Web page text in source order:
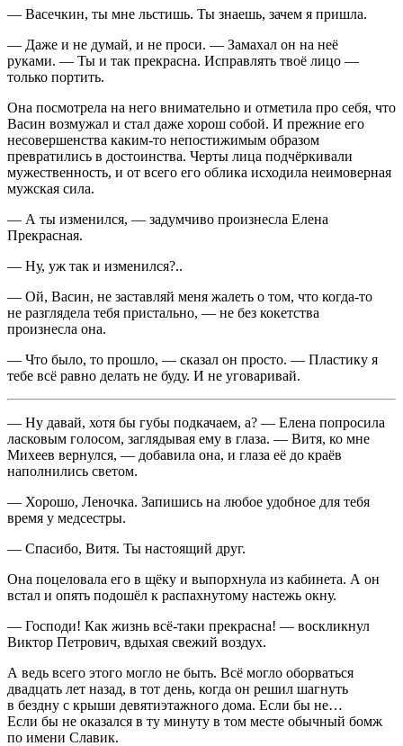
— Васечкин, ты мне льстишь. Ты знаешь, зачем я пришла.
— Даже и не думай, и не проси. — Замахал он на неё
руками. — Ты и так прекрасна. Исправлять твоё лицо —
только портить.
Она посмотрела на него внимательно и отметила про себя, что
Васин возмужал и стал даже хорош собой. И прежние его
несовершенства каким-то непостижимым образом
превратились в достоинства. Черты лица подчёркивали
мужественность, и от всего его облика исходила неимоверная
мужская сила.
— А ты изменился, — задумчиво произнесла Елена
Прекрасная.
— Ну, уж так и изменился?..
— Ой, Васин, не заставляй меня жалеть о том, что когда-то
не разглядела тебя пристально, — не без кокетства
произнесла она.
— Что было, то прошло, — сказал он просто. — Пластику я
тебе всё равно делать не буду. И не уговаривай.
— Ну давай, хотя бы губы подкачаем, а? — Елена попросила
ласковым голосом, заглядывая ему в глаза. — Витя, ко мне
Михеев вернулся, — добавила она, и глаза её до краёв
наполнились светом.
— Хорошо, Леночка. Запишись на любое удобное для тебя
время у медсестры.
— Спасибо, Витя. Ты настоящий друг.
Она поцеловала его в щёку и выпорхнула из кабинета. А он
встал и опять подошёл к распахнутому настежь окну.
— Господи! Как жизнь всё-таки прекрасна! — воскликнул
Виктор Петрович, вдыхая свежий воздух.
А ведь всего этого могло не быть. Всё могло оборваться
двадцать лет назад, в тот день, когда он решил шагнуть
в бездну с крыши девятиэтажного дома. Если бы не…
Если бы не оказался в ту минуту в том месте обычный бомж
по имени Славик.